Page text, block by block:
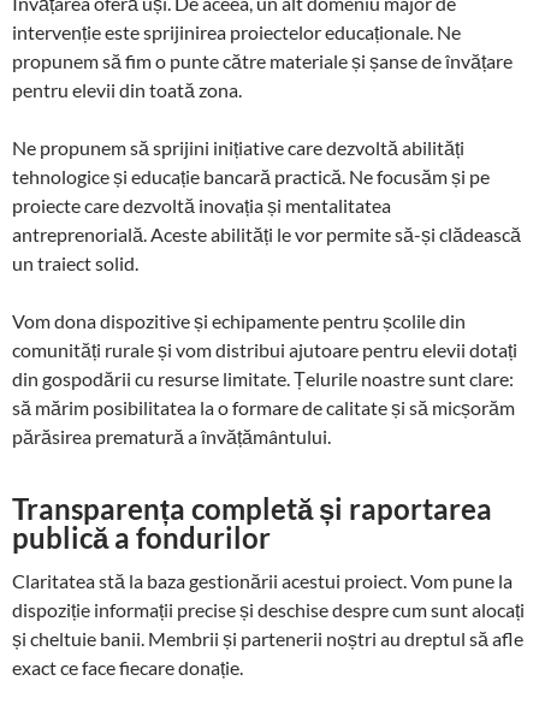
intervenție este sprijinirea proiectelor educaționale. Ne
propunem să fim o punte către materiale și șanse de învățare
pentru elevii din toată zona.
Ne propunem să sprijini inițiative care dezvoltă abilități
tehnologice și educație bancară practică. Ne focusăm și pe
proiecte care dezvoltă inovația și mentalitatea
antreprenorială. Aceste abilități le vor permite să-și clădească
un traiect solid.
Vom dona dispozitive și echipamente pentru școlile din
comunități rurale și vom distribui ajutoare pentru elevii dotați
din gospodării cu resurse limitate. Țelurile noastre sunt clare:
să mărim posibilitatea la o formare de calitate și să micșorăm
părăsirea prematură a învățământului.
Transparența completă și raportarea
publică a fondurilor
Claritatea stă la baza gestionării acestui proiect. Vom pune la
dispoziție informații precise și deschise despre cum sunt alocați
și cheltuie banii. Membrii și partenerii noștri au dreptul să afle
exact ce face fiecare donație.